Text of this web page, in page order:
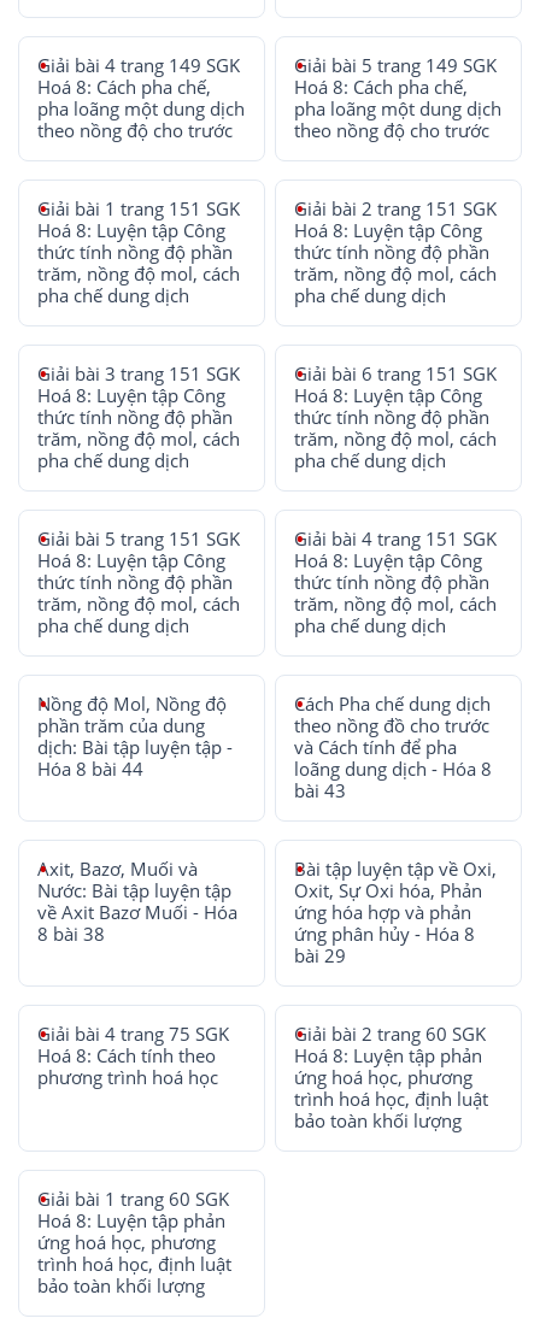
Giải bài 4 trang 149 SGK
Hoá 8: Cách pha chế,
pha loãng một dung dịch
theo nồng độ cho trước
Giải bài 5 trang 149 SGK
Hoá 8: Cách pha chế,
pha loãng một dung dịch
theo nồng độ cho trước
Giải bài 1 trang 151 SGK
Hoá 8: Luyện tập Công
thức tính nồng độ phần
trăm, nồng độ mol, cách
pha chế dung dịch
Giải bài 2 trang 151 SGK
Hoá 8: Luyện tập Công
thức tính nồng độ phần
trăm, nồng độ mol, cách
pha chế dung dịch
Giải bài 3 trang 151 SGK
Hoá 8: Luyện tập Công
thức tính nồng độ phần
trăm, nồng độ mol, cách
pha chế dung dịch
Giải bài 6 trang 151 SGK
Hoá 8: Luyện tập Công
thức tính nồng độ phần
trăm, nồng độ mol, cách
pha chế dung dịch
Giải bài 5 trang 151 SGK
Hoá 8: Luyện tập Công
thức tính nồng độ phần
trăm, nồng độ mol, cách
pha chế dung dịch
Giải bài 4 trang 151 SGK
Hoá 8: Luyện tập Công
thức tính nồng độ phần
trăm, nồng độ mol, cách
pha chế dung dịch
Nồng độ Mol, Nồng độ
phần trăm của dung
dịch: Bài tập luyện tập -
Hóa 8 bài 44
Cách Pha chế dung dịch
theo nồng đồ cho trước
và Cách tính để pha
loãng dung dịch - Hóa 8
bài 43
Axit, Bazơ, Muối và
Nước: Bài tập luyện tập
về Axit Bazơ Muối - Hóa
8 bài 38
Bài tập luyện tập về Oxi,
Oxit, Sự Oxi hóa, Phản
ứng hóa hợp và phản
ứng phân hủy - Hóa 8
bài 29
Giải bài 4 trang 75 SGK
Hoá 8: Cách tính theo
phương trình hoá học
Giải bài 2 trang 60 SGK
Hoá 8: Luyện tập phản
ứng hoá học, phương
trình hoá học, định luật
bảo toàn khối lượng
Giải bài 1 trang 60 SGK
Hoá 8: Luyện tập phản
ứng hoá học, phương
trình hoá học, định luật
bảo toàn khối lượng